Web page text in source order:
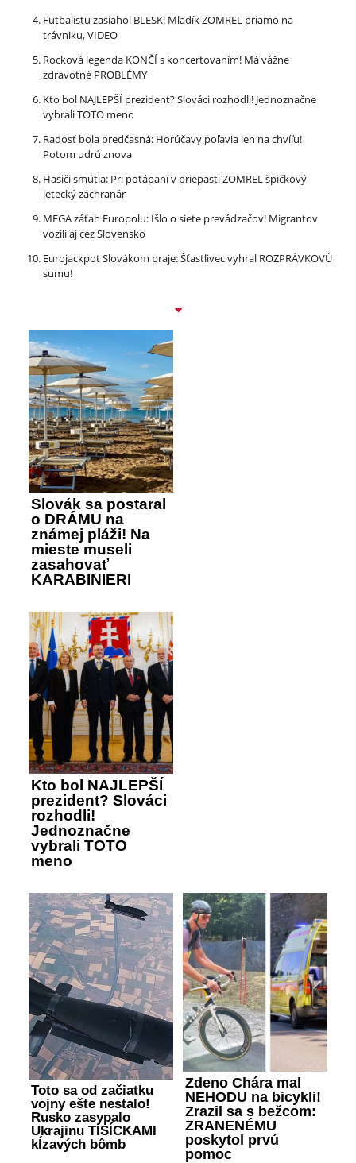
Futbalistu zasiahol BLESK! Mladík ZOMREL priamo na
trávniku, VIDEO
Rocková legenda KONČÍ s koncertovaním! Má vážne
zdravotné PROBLÉMY
Kto bol NAJLEPŠÍ prezident? Slováci rozhodli! Jednoznačne
vybrali TOTO meno
Radosť bola predčasná: Horúčavy poľavia len na chvíľu!
Potom udrú znova
Hasiči smútia: Pri potápaní v priepasti ZOMREL špičkový
letecký záchranár
MEGA záťah Europolu: Išlo o siete prevádzačov! Migrantov
vozili aj cez Slovensko
Eurojackpot Slovákom praje: Šťastlivec vyhral ROZPRÁVKOVÚ
sumu!
Slovák sa postaral
o DRÁMU na
známej pláži! Na
mieste museli
zasahovať
KARABINIERI
Kto bol NAJLEPŠÍ
prezident? Slováci
rozhodli!
Jednoznačne
vybrali TOTO
meno
Toto sa od začiatku
vojny ešte nestalo!
Rusko zasypalo
Ukrajinu TISÍCKAMI
kĺzavých bômb
Zdeno Chára mal
NEHODU na bicykli!
Zrazil sa s bežcom:
ZRANENÉMU
poskytol prvú
pomoc